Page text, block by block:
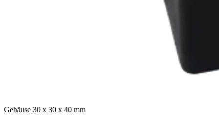
Gehäuse 30 x 30 x 40 mm